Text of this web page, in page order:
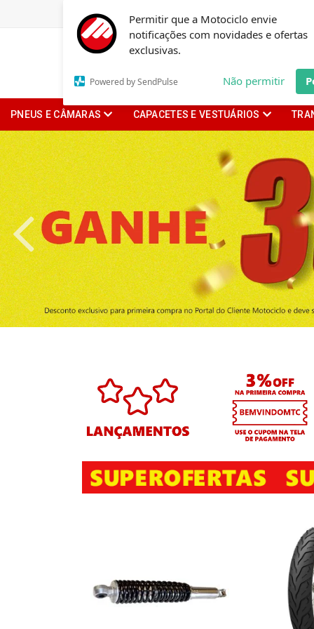
Permitir que a Motociclo envie
notificações com novidades e ofertas
exclusivas.
Powered by SendPulse Não permitir
PNEUS E CÂMARAS CAPACETES E VESTUÁRIOS